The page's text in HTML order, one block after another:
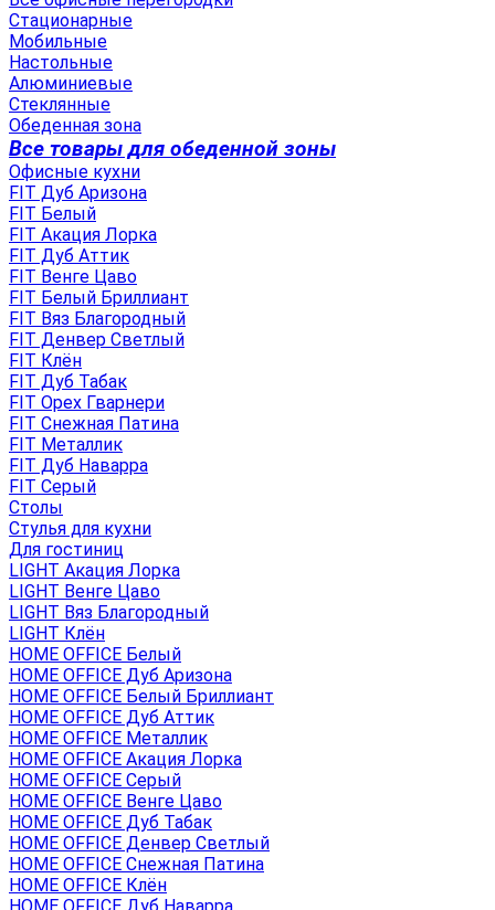
Стационарные
Мобильные
Настольные
Алюминиевые
Стеклянные
Обеденная зона
Все товары для обеденной зоны
Офисные кухни
FIT Дуб Аризона
FIT Белый
FIT Акация Лорка
FIT Дуб Аттик
FIT Венге Цаво
FIT Белый Бриллиант
FIT Вяз Благородный
FIT Денвер Светлый
FIT Клён
FIT Дуб Табак
FIT Орех Гварнери
FIT Снежная Патина
FIT Металлик
FIT Дуб Наварра
FIT Серый
Столы
Стулья для кухни
Для гостиниц
LIGHT Акация Лорка
LIGHT Венге Цаво
LIGHT Вяз Благородный
LIGHT Клён
HOME OFFICE Белый
HOME OFFICE Дуб Аризона
HOME OFFICE Белый Бриллиант
HOME OFFICE Дуб Аттик
HOME OFFICE Металлик
HOME OFFICE Акация Лорка
HOME OFFICE Серый
HOME OFFICE Венге Цаво
HOME OFFICE Дуб Табак
HOME OFFICE Денвер Светлый
HOME OFFICE Снежная Патина
HOME OFFICE Клён